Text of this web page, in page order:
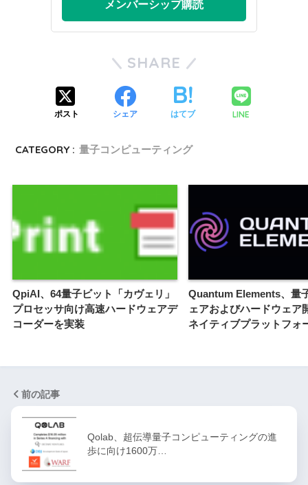
メンバーシップ購読
SHARE
ポスト シェア はてブ LINE
CATEGORY : 量子コンピューティング
QpiAI、64量子ビット「カヴェリ」
プロセッサ向け高速ハードウェアデ
コーダーを実装
Quantum Elements、量
ェアおよびハードウェア
ネイティブプラットフォ
前の記事
Qolab、超伝導量子コンピューティングの進
歩に向け1600万…